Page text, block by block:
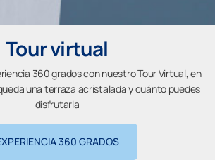
Tour virtual
360 grados con nuestro Tour Virtual, en
una terraza acristalada y cuánto puedes
disfrutarla
360 GRADOS